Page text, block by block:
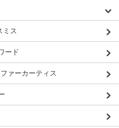
ミス
ード
ァーカーティス